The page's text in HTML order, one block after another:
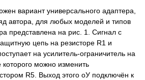
вариант универсального адаптера,
автора, для любых моделей и типов
представлена на рис. 1. Сигнал с
цепь на резисторе R1 и
на усилитель-ограничитель на
можно изменить
R5. Выход этого оУ подключён к